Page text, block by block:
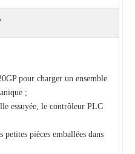
pour charger un ensemble
;
essuyée, le contrôleur PLC
petites pièces emballées dans